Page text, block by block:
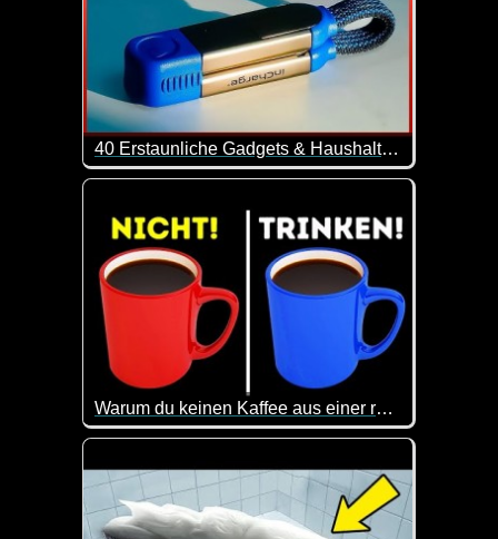
40 Erstaunliche Gadgets & Haushaltsgeräte Von Amazon -5
40 interessante Gadgets, die dein Leben leichter
Warum du keinen Kaffee aus einer roten Tasse trinken solltest
Selbstverständlich habe ich gleich mal meine rote